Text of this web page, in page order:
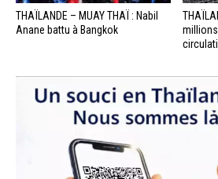
THAÏLANDE – MUAY THAÏ : Nabil
Anane battu à Bangkok
millions